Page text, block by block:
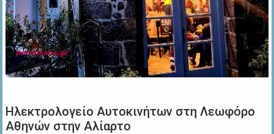
Ηλεκτρολογείο Αυτοκινήτων στη Λεωφόρο
Αθηνών στην Αλίαρτο